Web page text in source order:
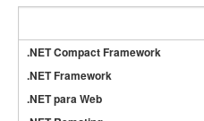
.NET Compact Framework
.NET Framework
.NET para Web